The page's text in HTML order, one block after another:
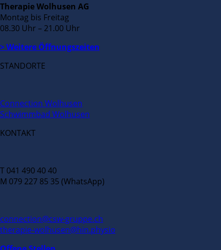
Therapie Wolhusen AG
Montag bis Freitag
08.30 Uhr – 21.00 Uhr
> Weitere Öffnungszeiten
STANDORTE
Connection Wolhusen
Schwimmbad Wolhusen
KONTAKT
T 041 490 40 40
M 079 227 85 35 (WhatsApp)
connection@csw-gruppe.ch
therapie-wolhusen@hin.physio